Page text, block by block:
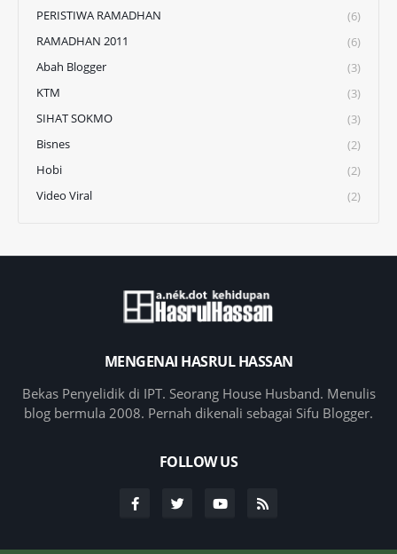
PERISTIWA RAMADHAN
(6)
RAMADHAN 2011
(6)
Abah Blogger
(3)
KTM
(3)
SIHAT SOKMO
(3)
Bisnes
(2)
Hobi
(2)
Video Viral
(2)
MENGENAI HASRUL HASSAN
Bekas Penyelidik di IPT. Seorang House Husband. Menulis
blog bermula 2008. Pernah dikenali sebagai Sifu Blogger.
FOLLOW US